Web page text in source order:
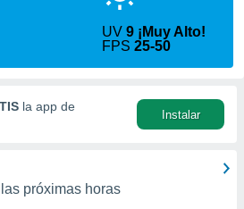
UV9 ¡Muy Alto!
FPS25-50
la app de
Instalar
próximas horas